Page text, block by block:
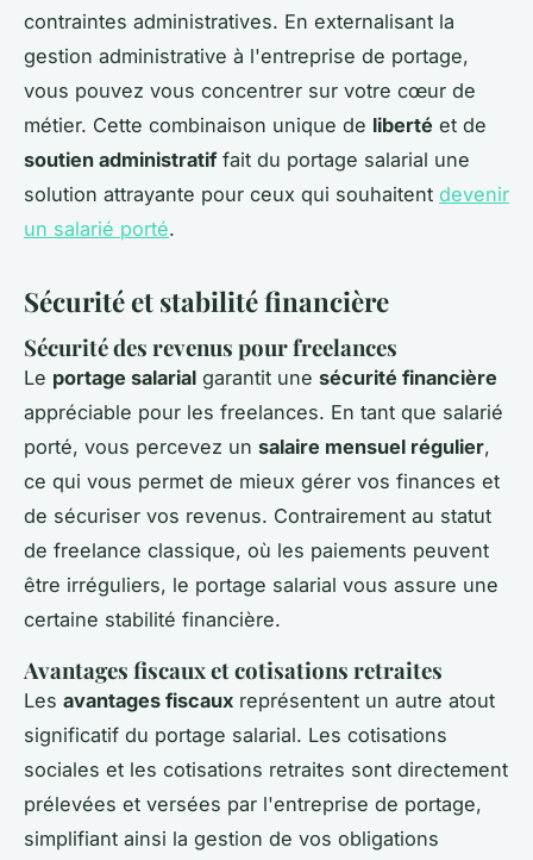
contraintes administratives. En externalisant la
gestion administrative à l'entreprise de portage,
vous pouvez vous concentrer sur votre cœur de
métier. Cette combinaison unique de liberté et de
soutien administratiffait du portage salarial une
solution attrayante pour ceux qui souhaitent devenir
un salarié porté.
Sécurité et stabilité financière
Sécurité des revenus pour freelances
Le portage salarial garantit une sécurité financière
appréciable pour les freelances. En tant que salarié
porté, vous percevez un salaire mensuel régulier,
ce qui vous permet de mieux gérer vos finances et
de sécuriser vos revenus. Contrairement au statut
de freelance classique, où les paiements peuvent
être irréguliers, le portage salarial vous assure une
certaine stabilité financière.
Avantages fiscaux et cotisations retraites
Les avantages fiscaux représentent un autre atout
significatif du portage salarial. Les cotisations
sociales et les cotisations retraites sont directement
prélevées et versées par l'entreprise de portage,
simplifiant ainsi la gestion de vos obligations